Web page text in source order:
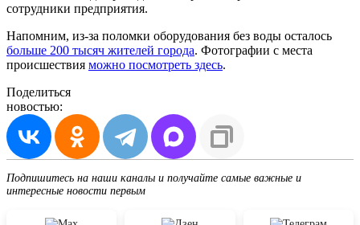
сотрудники предприятия.
Напомним, из-за поломки оборудования без воды осталось
больше 200 тысяч жителей города. Фотографии с места
происшествия можно посмотреть здесь.
Поделиться
новостью:
Подпишитесь на наши каналы и получайте самые важные и
интересные новости первым